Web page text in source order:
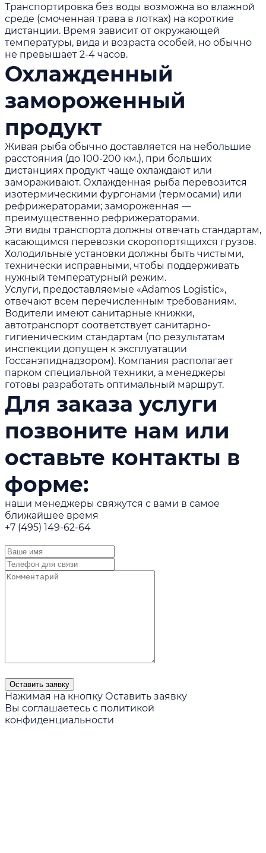
Транспортировка без воды возможна во влажной
среде (смоченная трава в лотках) на короткие
дистанции. Время зависит от окружающей
температуры, вида и возраста особей, но обычно
не превышает 2-4 часов.
Охлажденный
замороженный
продукт
Живая рыба обычно доставляется на небольшие
расстояния (до 100-200 км.), при больших
дистанциях продукт чаще охлаждают или
замораживают. Охлажденная рыба перевозится
изотермическими фургонами (термосами) или
рефрижераторами; замороженная —
преимущественно рефрижераторами.
Эти виды транспорта должны отвечать стандартам,
касающимся перевозки скоропортящихся грузов.
Холодильные установки должны быть чистыми,
технически исправными, чтобы поддерживать
нужный температурный режим.
Услуги, предоставляемые «Adamos Logistic»,
отвечают всем перечисленным требованиям.
Водители имеют санитарные книжки,
автотранспорт соответствует санитарно-
гигиеническим стандартам (по результатам
инспекции допущен к эксплуатации
Госсанэпиднадзором). Компания располагает
парком специальной техники, а менеджеры
готовы разработать оптимальный маршрут.
Для заказа услуги
позвоните нам или
оставьте контакты в
форме:
наши менеджеры свяжутся с вами в самое
ближайшее время
+7 (495) 149-62-64
Нажимая на кнопку Оставить заявку
Вы соглашаетесь с политикой
конфиденциальности